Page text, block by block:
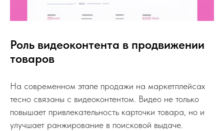
Роль видеоконтента в продвижении
товаров
На современном этапе продажи на маркетплейсах
тесно связаны с видеоконтентом. Видео не только
повышает привлекательность карточки товара, но и
улучшает ранжирование в поисковой выдаче.